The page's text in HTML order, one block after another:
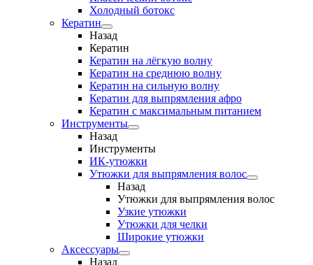
Холодный ботокс
Кератин
Назад
Кератин
Кератин на лёгкую волну
Кератин на среднюю волну
Кератин на сильную волну
Кератин для выпрямления афро
Кератин с максимальным питанием
Инструменты
Назад
Инструменты
ИК-утюжки
Утюжки для выпрямления волос
Назад
Утюжки для выпрямления волос
Узкие утюжки
Утюжки для челки
Широкие утюжки
Аксессуары
Назад